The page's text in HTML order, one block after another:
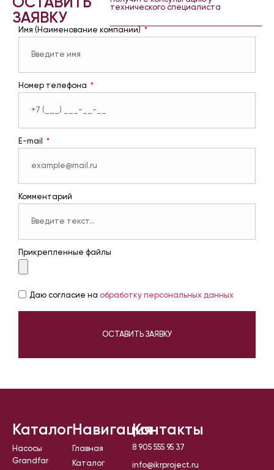
ОСТАВИТЬ
ЗАЯВКУ
технического специалиста
Имя (Наименование компании)
Номер телефона
E-mail
Комментарий
Прикрепленные файлы
Даю согласие на обработку персональных данных
ОСТАВИТЬ ЗАЯВКУ
Каталог
Насосы
Grandfar
Навигация
Главная
Каталог
Контакты
8 905 555 95 37
info@ikrproject.ru